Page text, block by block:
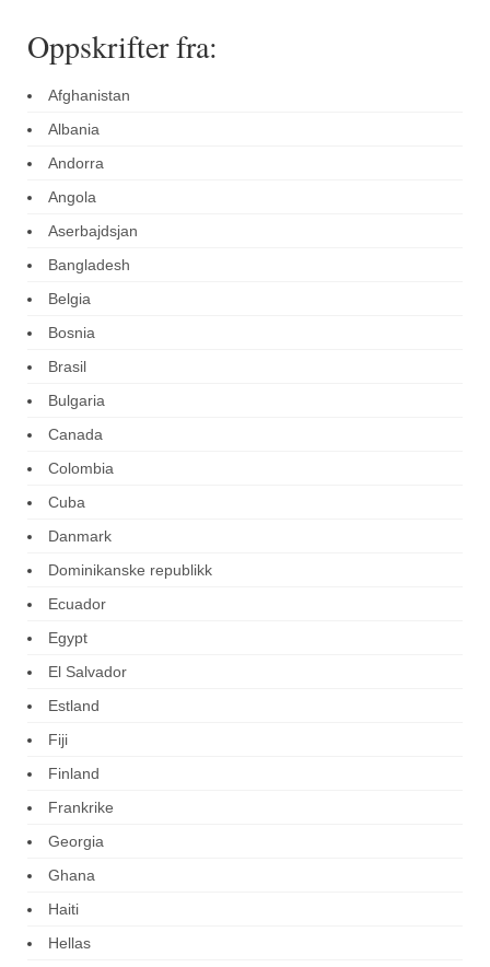
Oppskrifter fra:
Afghanistan
Albania
Andorra
Angola
Aserbajdsjan
Bangladesh
Belgia
Bosnia
Brasil
Bulgaria
Canada
Colombia
Cuba
Danmark
Dominikanske republikk
Ecuador
Egypt
El Salvador
Estland
Fiji
Finland
Frankrike
Georgia
Ghana
Haiti
Hellas